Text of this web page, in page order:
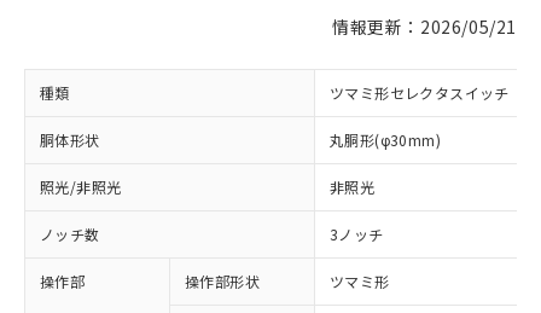
情報更新：2026/05/21
種類 ツマミ形セレクタスイッチ
胴体形状 丸胴形(φ30mm)
照光/非照光 非照光
ノッチ数 3ノッチ
操作部 操作部形状 ツマミ形